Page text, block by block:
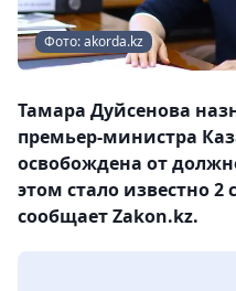
Фото: akorda.kz
Тамара Дуйсенова
премьер-министра
освобождена от
этом стало известно 2
сообщает Zakon.kz.